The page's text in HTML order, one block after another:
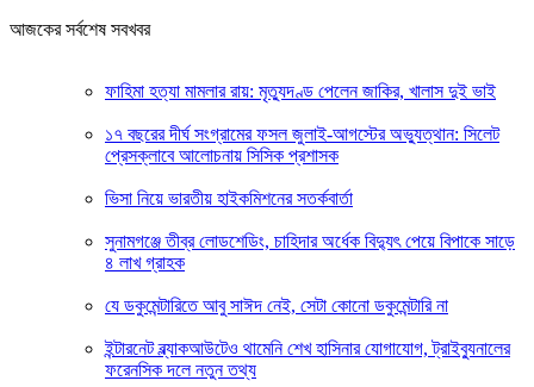
আজকের সর্বশেষ সবখবর
ফাহিমা হত্যা মামলার রায়: মৃত্যুদণ্ড পেলেন জাকির, খালাস দুই ভাই
১৭ বছরের দীর্ঘ সংগ্রামের ফসল জুলাই-আগস্টের অভ্যুত্থান: সিলেট
প্রেসক্লাবে আলোচনায় সিসিক প্রশাসক
ভিসা নিয়ে ভারতীয় হাইকমিশনের সতর্কবার্তা
সুনামগঞ্জে তীব্র লোডশেডিং, চাহিদার অর্ধেক বিদ্যুৎ পেয়ে বিপাকে সাড়ে
৪ লাখ গ্রাহক
যে ডকুমেন্টারিতে আবু সাঈদ নেই, সেটা কোনো ডকুমেন্টারি না
ইন্টারনেট ব্ল্যাকআউটেও থামেনি শেখ হাসিনার যোগাযোগ, ট্রাইব্যুনালের
ফরেনসিক দলে নতুন তথ্য